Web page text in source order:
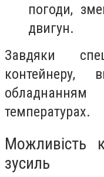
погоди,
двигун.
Завдяки
контейнеру,
температурах.
Можливість
зусиль